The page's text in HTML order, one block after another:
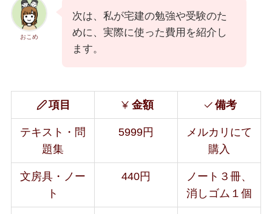
おこめ
次は、私が宅建の勉強や受験のた
めに、実際に使った費用を紹介し
ます。
項目 金額 備考
テキスト・問
題集
5999円
メルカリにて
購入
文房具・ノー
ト
440円
ノート３冊、
消しゴム１個